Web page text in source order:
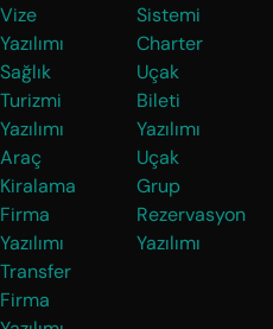
Vize
Yazılımı
Sağlık
Turizmi
Yazılımı
Araç
Kiralama
Firma
Yazılımı
Transfer
Firma
Sistemi
Charter
Uçak
Bileti
Yazılımı
Uçak
Grup
Rezervasyon
Yazılımı